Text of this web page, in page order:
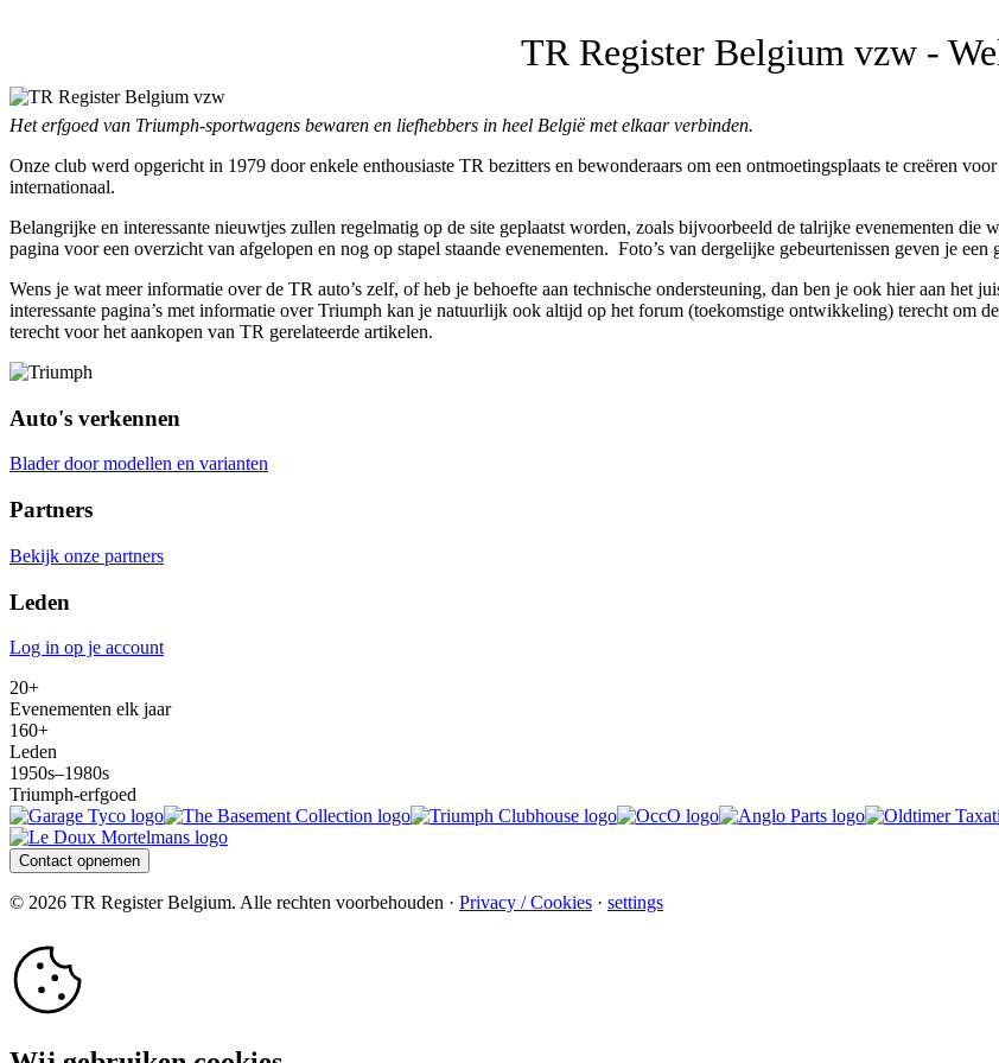
TR Register Belgium vzw -
Het erfgoed van Triumph-sportwagens bewaren en liefhebbers in heel België met elkaar verbinden.
Onze club werd opgericht in 1979 door enkele enthousiaste TR bezitters en bewonderaars om een ontmoetingsplaats te creëren
internationaal.
Belangrijke en interessante nieuwtjes zullen regelmatig op de site geplaatst worden, zoals bijvoorbeeld de talrijke evenementen die
pagina voor een overzicht van afgelopen en nog op stapel staande evenementen. Foto’s van dergelijke gebeurtenissen geven je
Wens je wat meer informatie over de TR auto’s zelf, of heb je behoefte aan technische ondersteuning, dan ben je ook hier aan het
interessante pagina’s met informatie over Triumph kan je natuurlijk ook altijd op het forum (toekomstige ontwikkeling) terecht om
terecht voor het aankopen van TR gerelateerde artikelen.
Auto's verkennen
Blader door modellen en varianten
Partners
Bekijk onze partners
Leden
Log in op je account
20+
Evenementen elk jaar
160+
Leden
1950s–1980s
Triumph-erfgoed
Contact opnemen
© 2026 TR Register Belgium. Alle rechten voorbehouden · Privacy / Cookies · settings